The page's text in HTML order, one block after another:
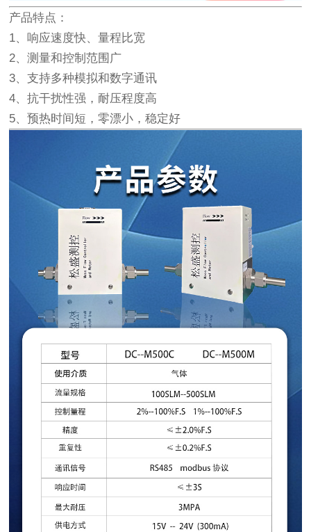
产品特点：
1、响应速度快、量程比宽
2、测量和控制范围广
3、支持多种模拟和数字通讯
4、抗干扰性强，耐压程度高
5、预热时间短，零漂小，稳定好